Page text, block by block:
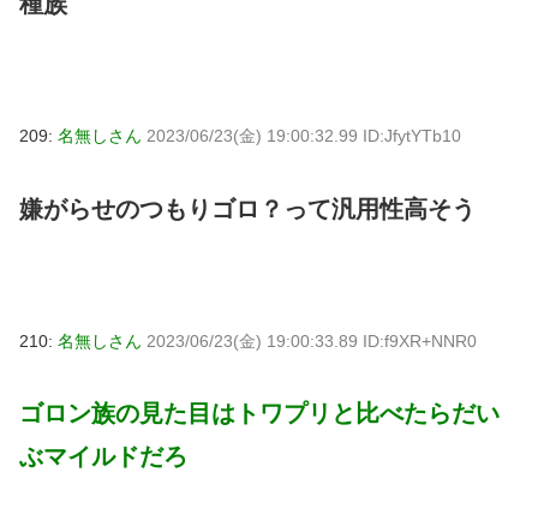
209: 名無しさん 2023/06/23(金) 19:00:32.99 ID:JfytYTb10
嫌がらせのつもりゴロ？って汎用性高そう
210: 名無しさん 2023/06/23(金) 19:00:33.89 ID:f9XR+NNR0
ゴロン族の見た目はトワプリと比べたらだい
ぶマイルドだろ